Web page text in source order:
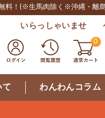
料！ (※生馬肉除く※沖縄・離
いらっしゃいませ
0
て わんわんコラム